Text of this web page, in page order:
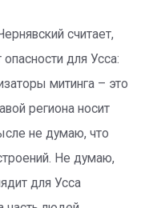
считает,
для Усса:
митинга – это
региона носит
не думаю, что
Не думаю,
для Усса